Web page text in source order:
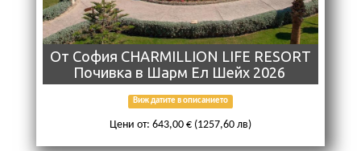
От София CHARMILLION LIFE RESORT
Почивкa в Шарм Ел Шейх 2026
Виж датите в описанието
Цени от: 643,00 € (1257,60 лв)